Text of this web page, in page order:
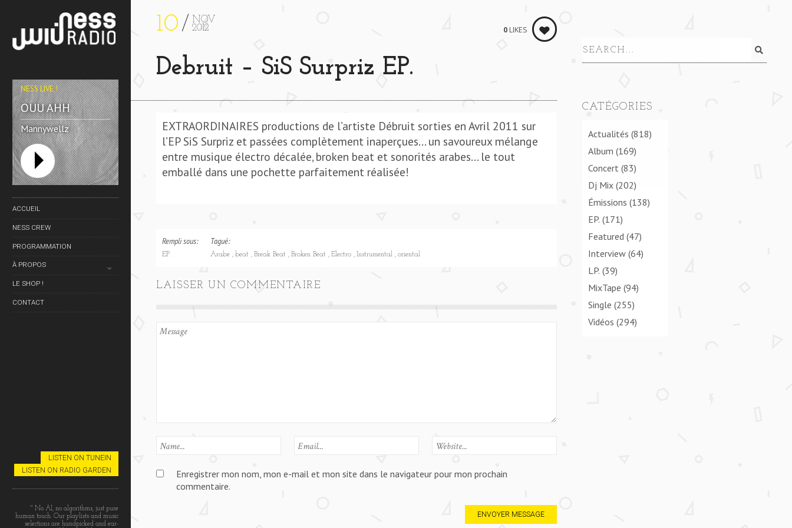
OUU AHH
Mannywellz
NESS LIVE !
ACCUEIL
NESS CREW
PROGRAMMATION
À PROPOS
LE SHOP !
CONTACT
LISTEN ON TUNEIN
LISTEN ON RADIO GARDEN
" No AI, no algorithms, just pure
human touch. Our playlists and music
selections are handpicked and ear-
10
NOV
2012
Debruit – SiS Surpriz EP.
0LIKES
EXTRAORDINAIRES productions de l’artiste Débruit sorties en Avril 2011 sur
l’EP SiS Surpriz et passées complètement inaperçues… un savoureux mélange
entre musique électro décalée, broken beat et sonorités arabes… le tout
emballé dans une pochette parfaitement réalisée!
Rempli sous:
EP.
Tagué:
Arabe beat Break Beat Broken Beat Electro Instrumental oriental
LAISSER UN COMMENTAIRE
Enregistrer mon nom, mon e-mail et mon site dans le navigateur pour mon prochain
commentaire.
CATÉGORIES
Actualités (818)
Album (169)
Concert (83)
Dj Mix(202)
Émissions (138)
EP. (171)
Featured (47)
Interview(64)
LP. (39)
MixTape (94)
Single (255)
Vidéos (294)